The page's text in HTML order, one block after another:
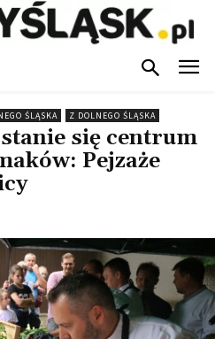
ŚLĄSKA Z DOLNEGO ŚLĄSKA
się centrum
Pejzaże